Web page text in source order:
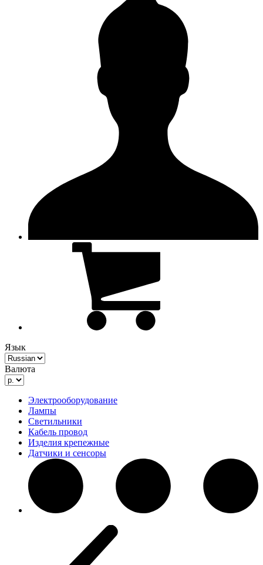
Язык
Валюта
Электрооборудование
Лампы
Светильники
Кабель провод
Изделия крепежные
Датчики и сенсоры